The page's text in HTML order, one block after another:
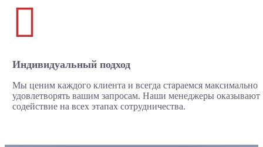

Индивидуальный подход
Мы ценим каждого клиента и всегда стараемся максимально
удовлетворять вашим запросам. Наши менеджеры оказывают
содействие на всех этапах сотрудничества.